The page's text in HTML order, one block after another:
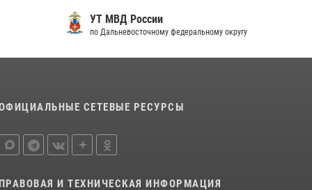
17 июля 2026, 03:45
УТ МВД России
по Дальневосточному федеральному округу
СЕТЕВЫЕ РЕСУРСЫ
ПРАВОВАЯ И ТЕХНИЧЕСКАЯ ИНФОРМАЦИЯ